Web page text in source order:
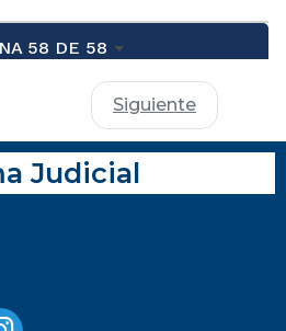
58 DE 58
Siguiente
Judicial